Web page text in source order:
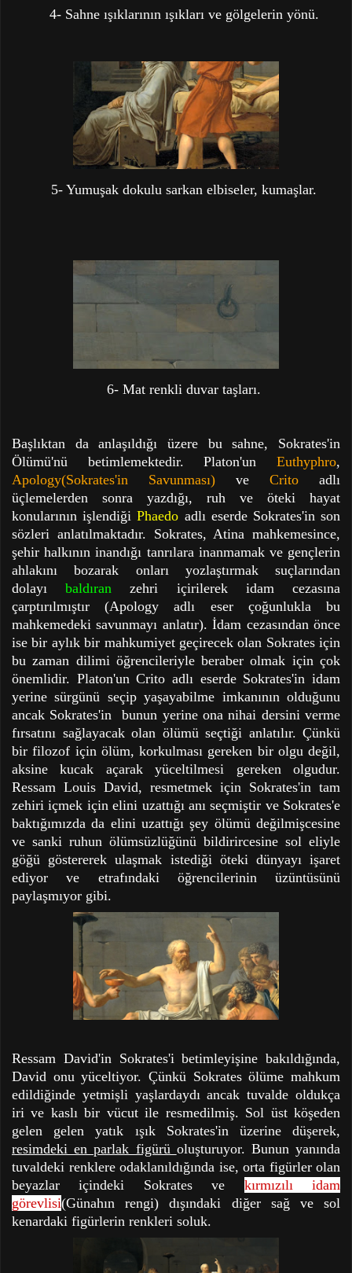
4- Sahne ışıklarının ışıkları ve gölgelerin yönü.
5- Yumuşak dokulu sarkan elbiseler, kumaşlar.
6- Mat renkli duvar taşları.
Başlıktan da anlaşıldığı üzere bu sahne, Sokrates'in
Ölümü'nü betimlemektedir. Platon'un Euthyphro,
Apology(Sokrates'in Savunması) ve Crito adlı
üçlemelerden sonra yazdığı, ruh ve öteki hayat
konularının işlendiğiPhaedo adlı eserde Sokrates'in son
sözleri anlatılmaktadır. Sokrates, Atina mahkemesince,
şehir halkının inandığı tanrılara inanmamak ve gençlerin
ahlakını bozarak onları yozlaştırmak suçlarından
dolayı baldıran zehri içirilerek idam cezasına
çarptırılmıştır (Apology adlı eser çoğunlukla bu
mahkemedeki savunmayı anlatır). İdam cezasından önce
ise bir aylık bir mahkumiyet geçirecek olan Sokrates için
bu zaman dilimi öğrencileriyle beraber olmak için çok
önemlidir. Platon'un Crito adlı eserde Sokrates'in idam
yerine sürgünü seçip yaşayabilme imkanının olduğunu
ancak Sokrates'in bunun yerine ona nihai dersini verme
fırsatını sağlayacak olan ölümü seçtiği anlatılır. Çünkü
bir filozof için ölüm, korkulması gereken bir olgu değil,
aksine kucak açarak yüceltilmesi gereken olgudur.
Ressam Louis David, resmetmek için Sokrates'in tam
zehiri içmek için elini uzattığı anı seçmiştir ve Sokrates'e
baktığımızda da elini uzattığı şey ölümü değilmişcesine
ve sanki ruhun ölümsüzlüğünü bildirircesine sol eliyle
göğü göstererek ulaşmak istediği öteki dünyayı işaret
ediyor ve etrafındaki öğrencilerinin üzüntüsünü
paylaşmıyor gibi.
Ressam David'in Sokrates'i betimleyişine bakıldığında,
David onu yüceltiyor. Çünkü Sokrates ölüme mahkum
edildiğinde yetmişli yaşlardaydı ancak tuvalde oldukça
iri ve kaslı bir vücut ile resmedilmiş. Sol üst köşeden
gelen gelen yatık ışık Sokrates'in üzerine düşerek,
resimdeki en parlak figürü oluşturuyor. Bunun yanında
tuvaldeki renklere odaklanıldığında ise, orta figürler olan
beyazlar içindeki Sokrates ve kırmızılı idam
görevlisi(Günahın rengi) dışındaki diğer sağ ve sol
kenardaki figürlerin renkleri soluk.